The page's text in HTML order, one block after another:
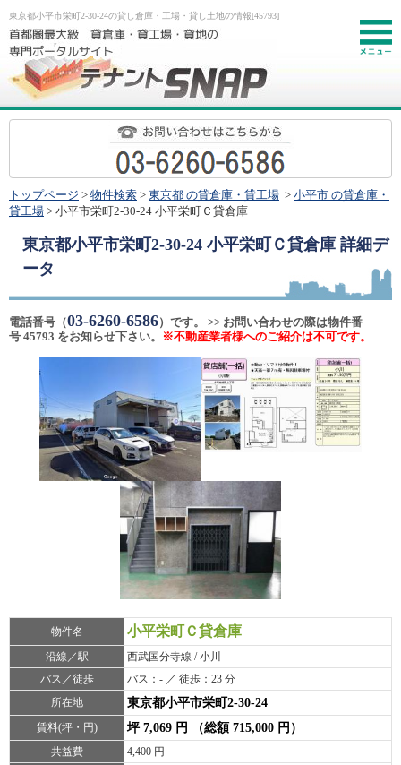
東京都小平市栄町2-30-24の貸し倉庫・工場・貸し土地の情報[45793]
トップページ > 物件検索 > 東京都 の貸倉庫・貸工場 > 小平市 の貸倉庫・
貸工場 > 小平市栄町2-30-24 小平栄町Ｃ貸倉庫
東京都小平市栄町2-30-24 小平栄町Ｃ貸倉庫 詳細デ
ータ
電話番号（03-6260-6586）です。 >> お問い合わせの際は物件番
号 45793 をお知らせ下さい。
※不動産業者様へのご紹介は不可です。
物件名 小平栄町Ｃ貸倉庫
沿線／駅
西武国分寺線 / 小川
バス／徒歩
バス：- ／ 徒歩：23 分
所在地
東京都小平市栄町2-30-24
賃料(坪・円) 坪 7,069 円 （総額 715,000 円）
共益費
4,400 円